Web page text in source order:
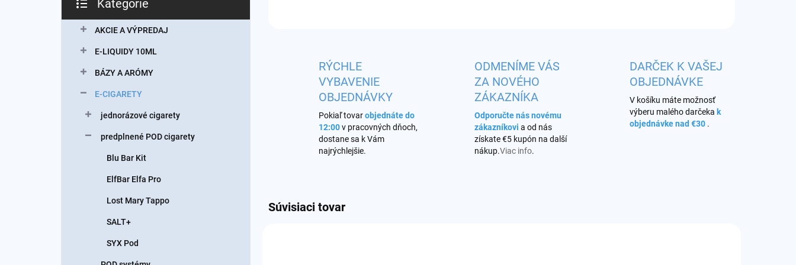
kategórie
Kategórie
AKCIE A VÝPREDAJ
E-LIQUIDY 10ML
BÁZY A ARÓMY
E-CIGARETY
jednorázové cigarety
predplnené POD cigarety
Blu Bar Kit
ElfBar Elfa Pro
Lost Mary Tappo
SALT+
SYX Pod
RÝCHLE
VYBAVENIE
OBJEDNÁVKY
Pokiaľ tovarobjednáte do
12:00v pracovných dňoch,
dostane sa k Vám
najrýchlejšie.
ODMENÍME VÁS
ZA NOVÉHO
ZÁKAZNÍKA
Odporučte nás novému
zákazníkovi a od nás
získate €5 kupón na další
nákup.Viac info.
DARČEK K VAŠEJ
OBJEDNÁVKE
V košíku máte možnosť
výberu malého darčeka k
objednávke nad €30 .
Súvisiaci tovar